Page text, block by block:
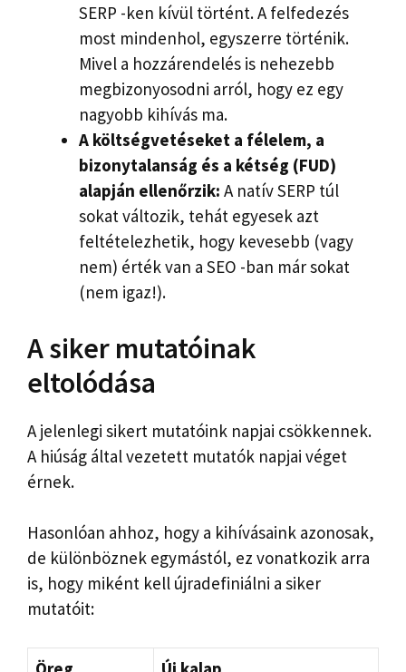
SERP -ken kívül történt. A felfedezés
most mindenhol, egyszerre történik.
Mivel a hozzárendelés is nehezebb
megbizonyosodni arról, hogy ez egy
nagyobb kihívás ma.
A költségvetéseket a félelem, a
bizonytalanság és a kétség (FUD)
alapján ellenőrzik: A natív SERP túl
sokat változik, tehát egyesek azt
feltételezhetik, hogy kevesebb (vagy
nem) érték van a SEO -ban már sokat
(nem igaz!).
A siker mutatóinak
eltolódása
A jelenlegi sikert mutatóink napjai csökkennek.
A hiúság által vezetett mutatók napjai véget
érnek.
Hasonlóan ahhoz, hogy a kihívásaink azonosak,
de különböznek egymástól, ez vonatkozik arra
is, hogy miként kell újradefiniálni a siker
mutatóit: